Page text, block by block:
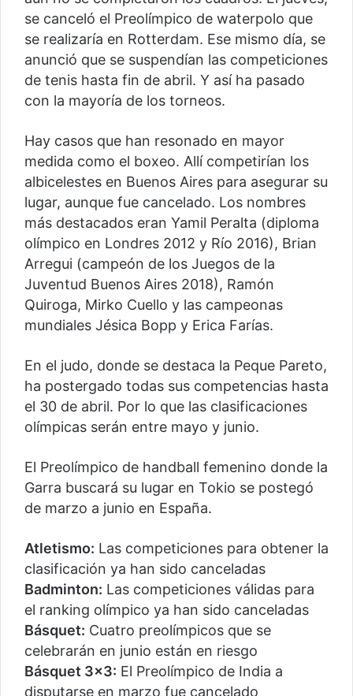
se canceló el Preolímpico de waterpolo que
se realizaría en Rotterdam. Ese mismo día, se
anunció que se suspendían las competiciones
de tenis hasta fin de abril. Y así ha pasado
con la mayoría de los torneos.
Hay casos que han resonado en mayor
medida como el boxeo. Allí competirían los
albicelestes en Buenos Aires para asegurar su
lugar, aunque fue cancelado. Los nombres
más destacados eran Yamil Peralta (diploma
olímpico en Londres 2012 y Río 2016), Brian
Arregui (campeón de los Juegos de la
Juventud Buenos Aires 2018), Ramón
Quiroga, Mirko Cuello y las campeonas
mundiales Jésica Bopp y Erica Farías.
En el judo, donde se destaca la Peque Pareto,
ha postergado todas sus competencias hasta
el 30 de abril. Por lo que las clasificaciones
olímpicas serán entre mayo y junio.
El Preolímpico de handball femenino donde la
Garra buscará su lugar en Tokio se postegó
de marzo a junio en España.
Atletismo: Las competiciones para obtener la
clasificación ya han sido canceladas
Badminton: Las competiciones válidas para
el ranking olímpico ya han sido canceladas
Básquet: Cuatro preolímpicos que se
celebrarán en junio están en riesgo
Básquet 3×3: El Preolímpico de India a
disputarse en marzo fue cancelado